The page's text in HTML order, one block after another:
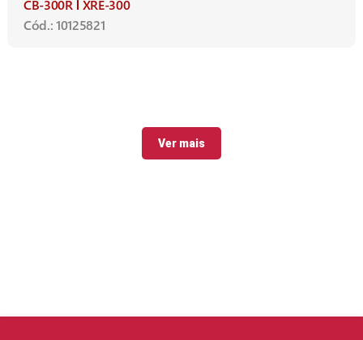
CB-300R
XRE-300
Cód.: 10125821
Ver mais